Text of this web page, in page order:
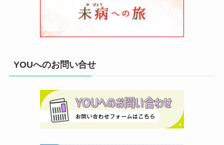
YOUへのお問い合せ